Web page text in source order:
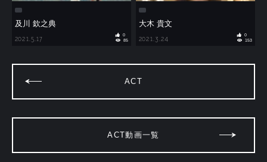
及川 欽之典
2021.5.17
0
85
大木 貴文
2021.3.24
0
153
ACT
ACT動画一覧